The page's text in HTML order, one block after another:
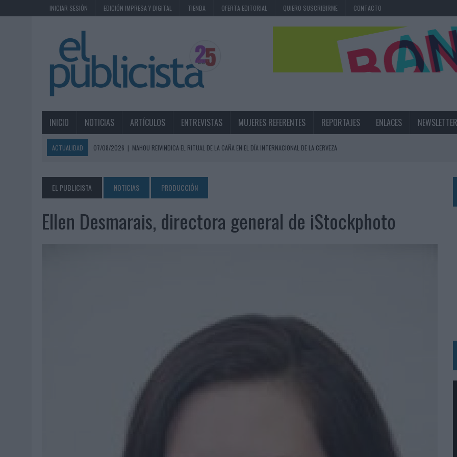
INICIAR SESIÓN EDICIÓN IMPRESA Y DIGITAL TIENDA OFERTA EDITORIAL QUIERO SUSCRIBIRME CONTACTO
INICIO NOTICIAS ARTÍCULOS ENTREVISTAS MUJERES REFERENTES REPORTAJES ENLACES NEWSLETTER
ACTUALIDAD 07/08/2026 | MAHOU REIVINDICA EL RITUAL DE LA CAÑA EN EL DÍA INTERNACIONAL DE LA CERVEZA
PATRÓN CONVIERTE EL NUEVO SINGLE DE ARÓN PIPER EN UNA EXPERIENCIA DE MARCA EN IBIZA
07/08/2026 | EL VERANO PONE A PRUEBA LA ESTRATEGIA DIGITAL DE LAS MARCAS
07/08/2026 |
VUELING CONVIERTE LOS RECUERDOS EN SOUVENIRS CON IA
07/08/2026 | CUANDO SE APAGUE EL SOL, EL ECLIPSE DE 2026 PONDRÁ A PRUEBA LA CREATIVIDAD DE LAS MARCAS
SYSTEM1 NOMBRA A KIMBERLY BASTONI COMO NUEVA DIRECTORA COMERCIAL GLOBAL
FRIGO Y UNIQLO LANZAN UNA COLECCIÓN PERSONALIZABLE INSPIRADA EN CORNETTO, CALIPPO Y SOLERO
LA IA ESTÁ SUBIENDO EL LISTÓN DE LA CREATIVIDAD
BEON WORLDWIDE LANZA RAÍZ URBANA PARA TRANSFORMAR EL PATRIMONIO HISTÓRICO EN ACTIVOS CULTURALES Y ECONÓMICOS
LUIS ARQUILLOS (BURGO DE ARIAS): “LA CONSTRUCCIÓN DE MARCA A LARGO PLAZO Y LA MEDICIÓN SON DOS CARAS DE LA MISMA
EL PUBLICISTA NOTICIAS PRODUCCIÓN
Ellen Desmarais, directora general de iStockphoto